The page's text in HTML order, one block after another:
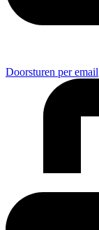
Doorsturen per email